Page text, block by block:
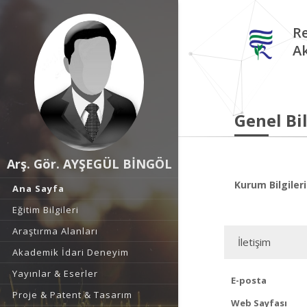
Arş. Gör. AYŞEGÜL BİNGÖL
Ana Sayfa
Eğitim Bilgileri
Araştırma Alanları
Akademik İdari Deneyim
Yayınlar & Eserler
Proje & Patent & Tasarım
Genel
Kurum
İletişim
E-posta
Web Sayfası